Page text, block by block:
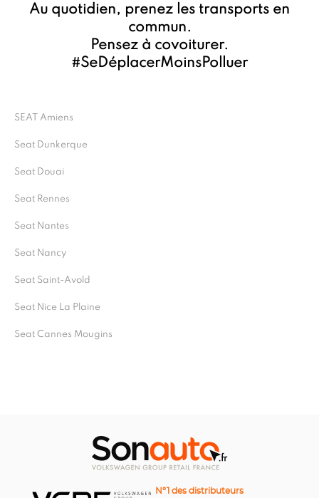
Au quotidien, prenez les transports en
commun.
Pensez à covoiturer.
#SeDéplacerMoinsPolluer
SEAT Amiens
Seat Dunkerque
Seat Douai
Seat Rennes
Seat Nantes
Seat Nancy
Seat Saint-Avold
Seat Nice La Plaine
Seat Cannes Mougins
N°1 des distributeurs